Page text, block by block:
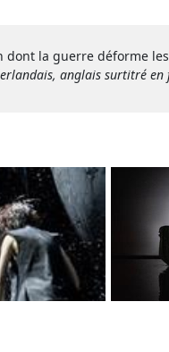
la guerre déforme
anglais surtitré en